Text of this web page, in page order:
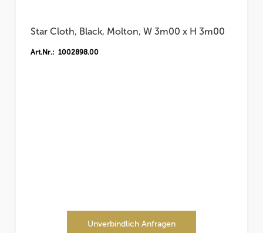
Star Cloth, Black, Molton, W 3m00 x H 3m00
Art.Nr.: 1002898.00
Unverbindlich Anfragen